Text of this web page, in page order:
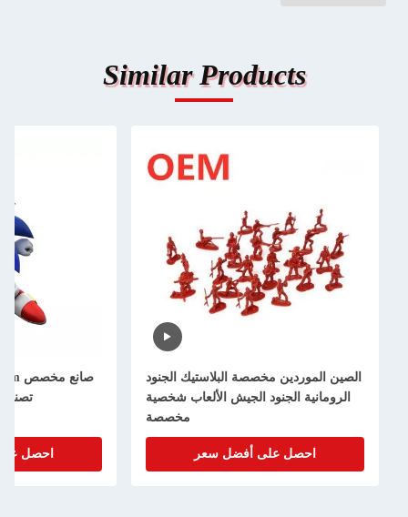
Similar Products
الصين الموردين مخصصة البلاستيك الجنود
الرومانية الجنود الجيش الألعاب شخصية
مخصصة
احصل على أفضل سعر احصل